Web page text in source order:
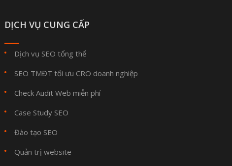
DỊCH VỤ CUNG CẤP
Dịch vụ SEO tổng thể
SEO TMĐT tối ưu CRO doanh nghiệp
Check Audit Web miễn phí
Case Study SEO
Đào tạo SEO
Quản trị website